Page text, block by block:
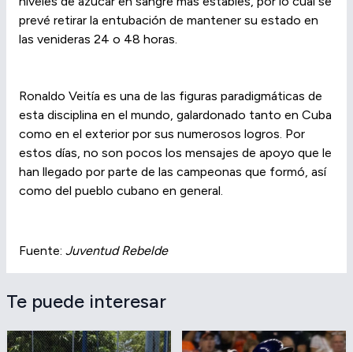
prevé retirar la entubación de mantener su estado en
las venideras 24 o 48 horas.
Ronaldo Veitía es una de las figuras paradigmáticas de
esta disciplina en el mundo, galardonado tanto en Cuba
como en el exterior por sus numerosos logros. Por
estos días, no son pocos los mensajes de apoyo que le
han llegado por parte de las campeonas que formó, así
como del pueblo cubano en general.
Fuente: Juventud Rebelde
Te puede interesar